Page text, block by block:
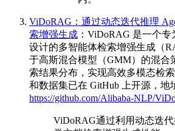
ViDoRAG：通过动态迭代推理
索增强生成 ：ViDoRAG 是一个
设计的多智能体检索增强生成（
于高斯混合模型（GMM）的混合
索结果分布，实现高效多模态检
和数据集已在 GitHub 上开源，地
https://github.com/Alibaba-NLP/
ViDoRAG通过利用动态迭